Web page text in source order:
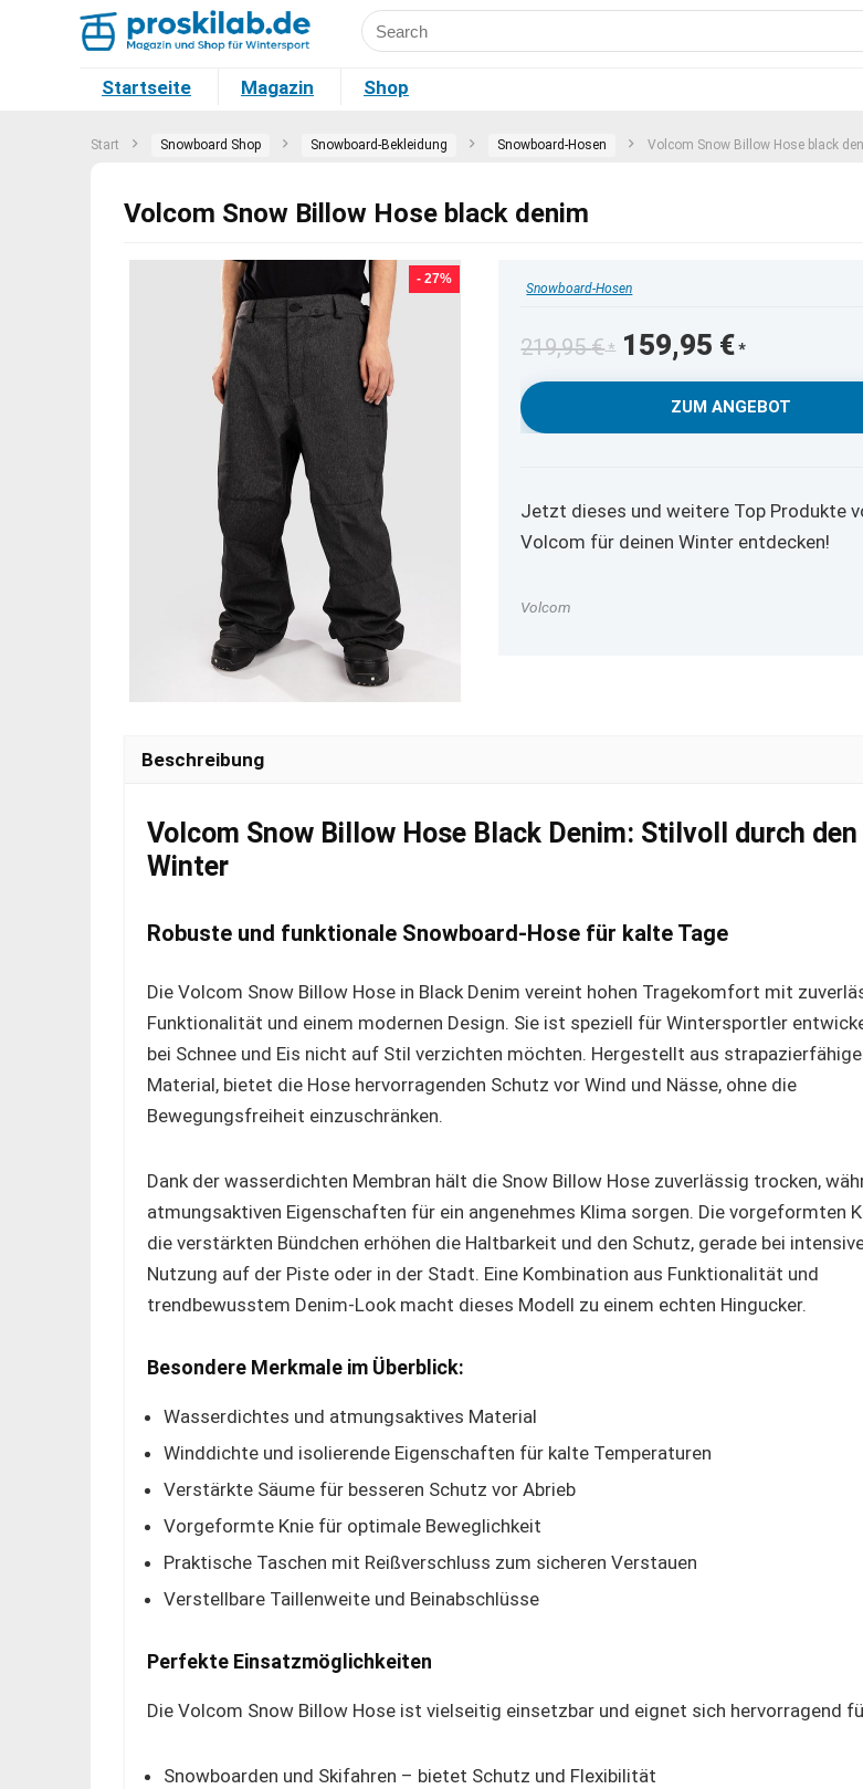
Startseite Magazin Shop
Start Snowboard Shop Snowboard-Bekleidung Snowboard-Hosen Volcom Snow Billow Hose black
Volcom Snow Billow Hose black denim
- 27%
Snowboard-Hosen
219,95€
Ursprünglicher
Preis
war:
219,95 €
159,95 € Aktueller
Preis
ist:
159,95
ZUM ANGEBOT
Jetzt dieses und weitere Top Produkte
Volcom für deinen Winter entdecken!
Volcom
Beschreibung
Volcom Snow Billow Hose Black Denim: Stilvoll durch den
Winter
Robuste und funktionale Snowboard-Hose für kalte Tage
Die Volcom Snow Billow Hose in Black Denim vereint hohen Tragekomfort mit
Funktionalität und einem modernen Design. Sie ist speziell für Wintersportler
bei Schnee und Eis nicht auf Stil verzichten möchten. Hergestellt aus
Material, bietet die Hose hervorragenden Schutz vor Wind und Nässe, ohne die
Bewegungsfreiheit einzuschränken.
Dank der wasserdichten Membran hält die Snow Billow Hose zuverlässig trocken,
atmungsaktiven Eigenschaften für ein angenehmes Klima sorgen. Die vorgeformten
die verstärkten Bündchen erhöhen die Haltbarkeit und den Schutz, gerade bei
Nutzung auf der Piste oder in der Stadt. Eine Kombination aus Funktionalität und
trendbewusstem Denim-Look macht dieses Modell zu einem echten Hingucker.
Besondere Merkmale im Überblick:
Wasserdichtes und atmungsaktives Material
Winddichte und isolierende Eigenschaften für kalte Temperaturen
Verstärkte Säume für besseren Schutz vor Abrieb
Vorgeformte Knie für optimale Beweglichkeit
Praktische Taschen mit Reißverschluss zum sicheren Verstauen
Verstellbare Taillenweite und Beinabschlüsse
Perfekte Einsatzmöglichkeiten
Die Volcom Snow Billow Hose ist vielseitig einsetzbar und eignet sich hervorragend
Snowboarden und Skifahren – bietet Schutz und Flexibilität